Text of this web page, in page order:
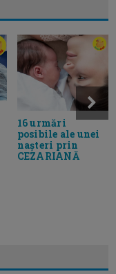
16 urmări
posibile ale unei
nașteri prin
CEZARIANĂ